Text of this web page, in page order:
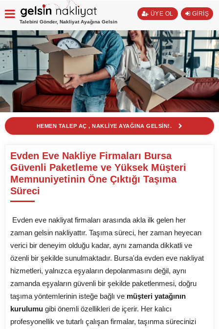
Talebini Gönder, Nakliyat Ayağına Gelsin
ÜYE OL GİRİŞ
HEMEN TALEP AÇ , NAKLİYE AYAĞINA GELSİN!.
Evden Eve Nakliye Firmaları Bursa
Güvenli Paketleme ve Yüksek Müşteri
Memnuniyetinin Öne Çıktığı Taşıma
Süreci
Evden eve nakliyat firmaları arasında akla ilk gelen her
zaman gelsin nakliyattır. Taşıma süreci, her zaman heyecan
verici bir deneyim olduğu kadar, aynı zamanda dikkatli ve
özenli bir şekilde sunulmaktadır. Bursa'da evden eve nakliyat
hizmetleri, yalnızca eşyaların depolanmasını değil, aynı
zamanda eşyaların güvenli bir şekilde paketlenmesi, doğru
taşıma yöntemlerinin isteğe bağlı ve müşteri yatağının
kurulumu gibi önemli özellikleri de içerir. Her kalıcı
profesyonellik ve tutarlı çalışan firmalar, taşınma sürecinizi